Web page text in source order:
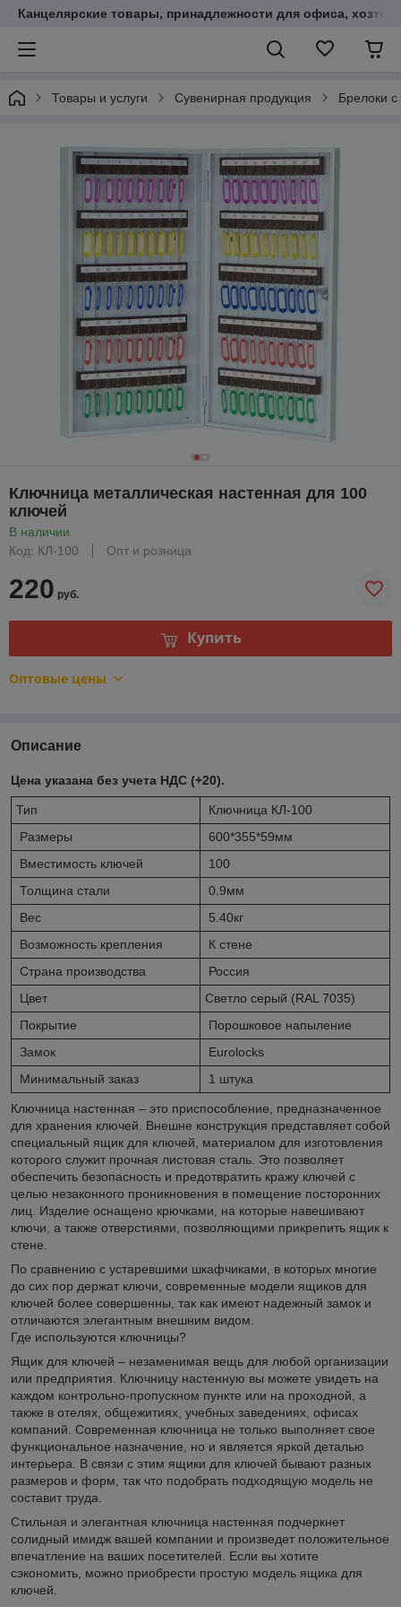
Канцелярские товары, принадлежности для офиса,
Товары и услуги Сувенирная продукция Брелоки
Ключница металлическая настенная для 100
ключей
В наличии
Код: КЛ-100
Опт и розница
220 руб.
Купить
Оптовые цены
Описание
Цена указана без учета НДС (+20).
Тип
Ключница КЛ-100
Размеры
600*355*59мм
Вместимость ключей
100
Толщина стали
0.9мм
Вес
5.40кг
Возможность крепления
К стене
Страна производства
Россия
Цвет
Светло серый (RAL 7035)
Покрытие
Порошковое напыление
Замок
Eurolocks
Минимальный заказ
1 штука
Ключница настенная – это приспособление, предназначенное
для хранения ключей. Внешне конструкция представляет собой
специальный ящик для ключей, материалом для изготовления
которого служит прочная листовая сталь. Это позволяет
обеспечить безопасность и предотвратить кражу ключей с
целью незаконного проникновения в помещение посторонних
лиц. Изделие оснащено крючками, на которые навешивают
ключи, а также отверстиями, позволяющими прикрепить ящик к
стене.
По сравнению с устаревшими шкафчиками, в которых многие
до сих пор держат ключи, современные модели ящиков для
ключей более совершенны, так как имеют надежный замок и
отличаются элегантным внешним видом.
Где используются ключницы?
Ящик для ключей – незаменимая вещь для любой организации
или предприятия. Ключницу настенную вы можете увидеть на
каждом контрольно-пропускном пункте или на проходной, а
также в отелях, общежитиях, учебных заведениях, офисах
компаний. Современная ключница не только выполняет свое
функциональное назначение, но и является яркой деталью
интерьера. В связи с этим ящики для ключей бывают разных
размеров и форм, так что подобрать подходящую модель не
составит труда.
Стильная и элегантная ключница настенная подчеркнет
солидный имидж вашей компании и произведет положительное
впечатление на ваших посетителей. Если вы хотите
сэкономить, можно приобрести простую модель ящика для
ключей.